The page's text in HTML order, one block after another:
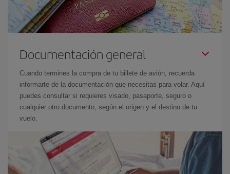
Documentación general
Cuando termines la compra de tu billete de avión, recuerda
informarte de la documentación que necesitas para volar. Aquí
puedes consultar si requieres visado, pasaporte, seguro o
cualquier otro documento, según el origen y el destino de tu
vuelo.